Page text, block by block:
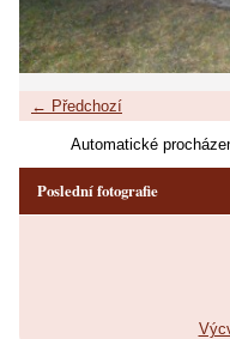
← Předchozí
Automatické
Poslední fotografie